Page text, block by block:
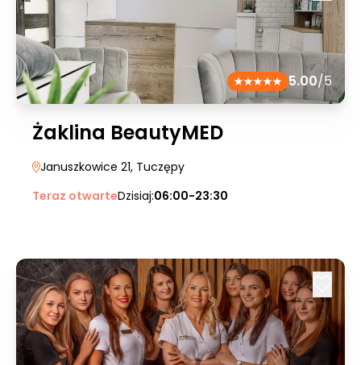
5.00/5
Żaklina BeautyMED
Januszkowice 21, Tuczępy
Teraz otwarteDzisiaj:06:00-23:30